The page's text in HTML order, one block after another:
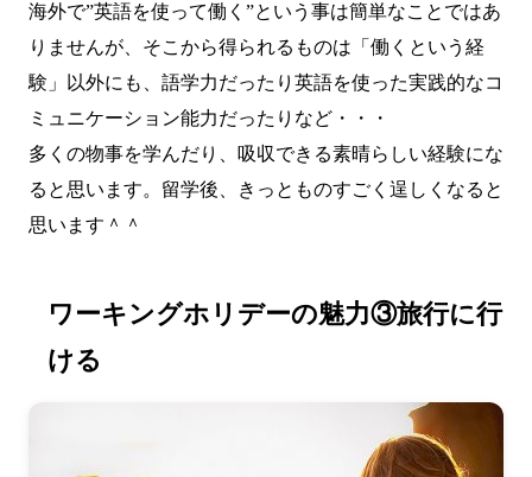
海外で”英語を使って働く”という事は簡単なことではあ
りませんが、そこから得られるものは「働くという経
験」以外にも、語学力だったり英語を使った実践的なコ
ミュニケーション能力だったりなど・・・
多くの物事を学んだり、吸収できる素晴らしい経験にな
ると思います。留学後、きっとものすごく逞しくなると
思います＾＾
ワーキングホリデーの魅力③旅行に行
ける